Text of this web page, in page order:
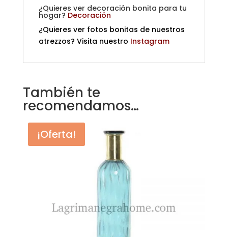
¿Quieres ver decoración bonita para tu
hogar? Decoración
¿Quieres ver fotos bonitas de nuestros
atrezzos? Visita nuestro Instagram
También te
recomendamos…
¡Oferta!